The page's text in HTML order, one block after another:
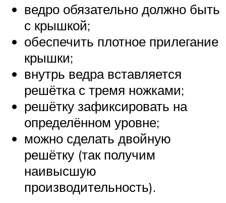
ведро обязательно должно быть
с крышкой;
обеспечить плотное прилегание
крышки;
внутрь ведра вставляется
решётка с тремя ножками;
решётку зафиксировать на
определённом уровне;
можно сделать двойную
решётку (так получим
наивысшую
производительность).